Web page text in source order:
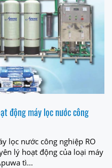
động máy lọc nước công
lọc nước công nghiệp RO
lý hoạt động của loại máy
tì...